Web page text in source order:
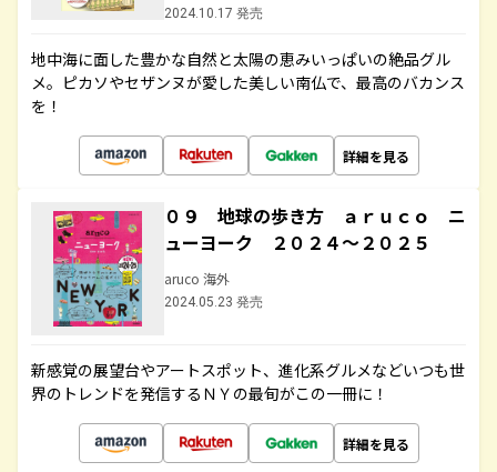
2024.10.17 発売
地中海に面した豊かな自然と太陽の恵みいっぱいの絶品グル
メ。ピカソやセザンヌが愛した美しい南仏で、最高のバカンス
を！
詳細を見る
０９ 地球の歩き方 ａｒｕｃｏ ニ
ューヨーク ２０２４～２０２５
aruco 海外
2024.05.23 発売
新感覚の展望台やアートスポット、進化系グルメなどいつも世
界のトレンドを発信するＮＹの最旬がこの一冊に！
詳細を見る